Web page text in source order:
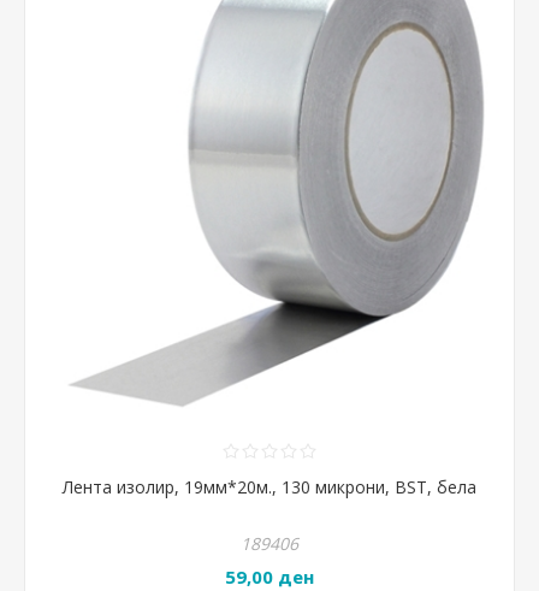
Лента изолир, 19мм*20м., 130 микрони, BST, бела
189406
59,00 ден